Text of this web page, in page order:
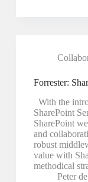
Forrester:
With the
SharePoint
SharePoint
and
robust
value with
methodical
Peter